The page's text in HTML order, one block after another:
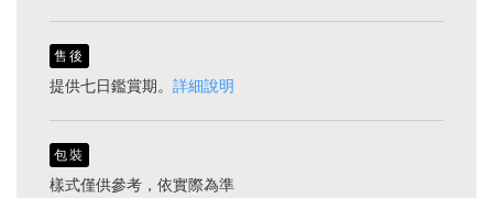
售後
提供七日鑑賞期。 詳細說明
包裝
樣式僅供參考，依實際為準